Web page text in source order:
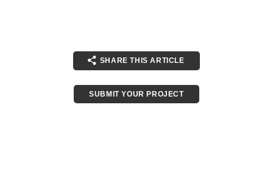
SHARE THIS ARTICLE
SUBMIT YOUR PROJECT